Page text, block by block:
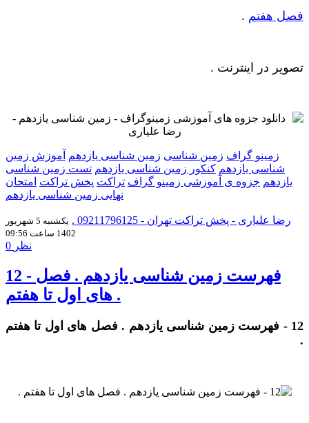
فصل هفتم .
تصویر در اینترنت .
زمینو گراف زمین شناسی زمین شناسی یازدهم
آموزش زمین
شناسی یازدهم کنکور زمین شناسی یازدهم تست زمین شناسی
یازدهم جزوه ی آموزشی زمینو گراف تراکت پخش تراکت امتحان
نهایی زمین شناسی یازدهم
رضا علیاری - پخش تراکت تهران - 09211796125 .
یکشنبه 5 شهریور
1402 ساعت 09:56
0 نظر
12 - فهرست زمین شناسی یازدهم . فصل
های اول تا هفتم .
12 - فهرست زمین شناسی یازدهم . فصل های اول تا هفتم
.